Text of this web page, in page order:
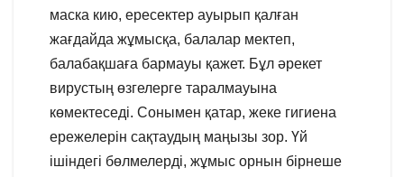
маска кию, ересектер ауырып қалған
жағдайда жұмысқа, балалар мектеп,
балабақшаға бармауы қажет. Бұл әрекет
вирустың өзгелерге таралмауына
көмектеседі. Сонымен қатар, жеке гигиена
ережелерін сақтаудың маңызы зор. Үй
ішіндегі бөлмелерді, жұмыс орнын бірнеше